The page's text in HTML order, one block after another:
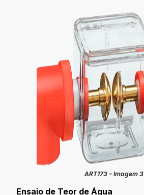
ART173 – Imagem 3
Ensaio de Teor de Água